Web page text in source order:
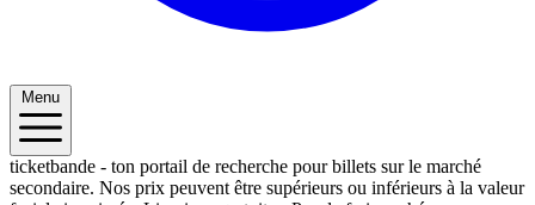
Menu
ticketbande - ton portail de recherche pour billets sur le marché
secondaire. Nos prix peuvent être supérieurs ou inférieurs à la valeur